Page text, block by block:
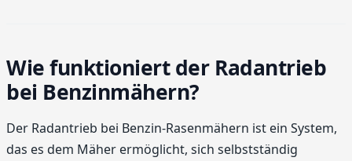
Wie funktioniert der Radantrieb
bei Benzinmähern?
Der Radantrieb bei Benzin-Rasenmähern ist ein System,
das es dem Mäher ermöglicht, sich selbstständig